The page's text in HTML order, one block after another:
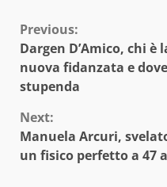
Continue
Reading
Previous:
Dargen D’Amico, chi è
nuova fidanzata e
stupenda
Next:
Manuela Arcuri,
un fisico perfetto a 47